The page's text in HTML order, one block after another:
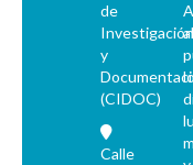
de
Investigación
y
(CIDOC)
Calle
al